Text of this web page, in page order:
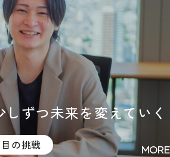
ずつ未来を変えていく
の挑戦 MORE